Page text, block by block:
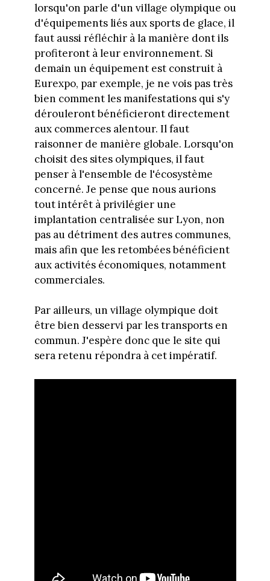
lorsqu'on parle d'un village olympique ou
d'équipements liés aux sports de glace, il
faut aussi réfléchir à la manière dont ils
profiteront à leur environnement. Si
demain un équipement est construit à
Eurexpo, par exemple, je ne vois pas très
bien comment les manifestations qui s'y
dérouleront bénéficieront directement
aux commerces alentour. Il faut
raisonner de manière globale. Lorsqu'on
choisit des sites olympiques, il faut
penser à l'ensemble de l'écosystème
concerné. Je pense que nous aurions
tout intérêt à privilégier une
implantation centralisée sur Lyon, non
pas au détriment des autres communes,
mais afin que les retombées bénéficient
aux activités économiques, notamment
commerciales.
Par ailleurs, un village olympique doit
être bien desservi par les transports en
commun. J'espère donc que le site qui
sera retenu répondra à cet impératif.